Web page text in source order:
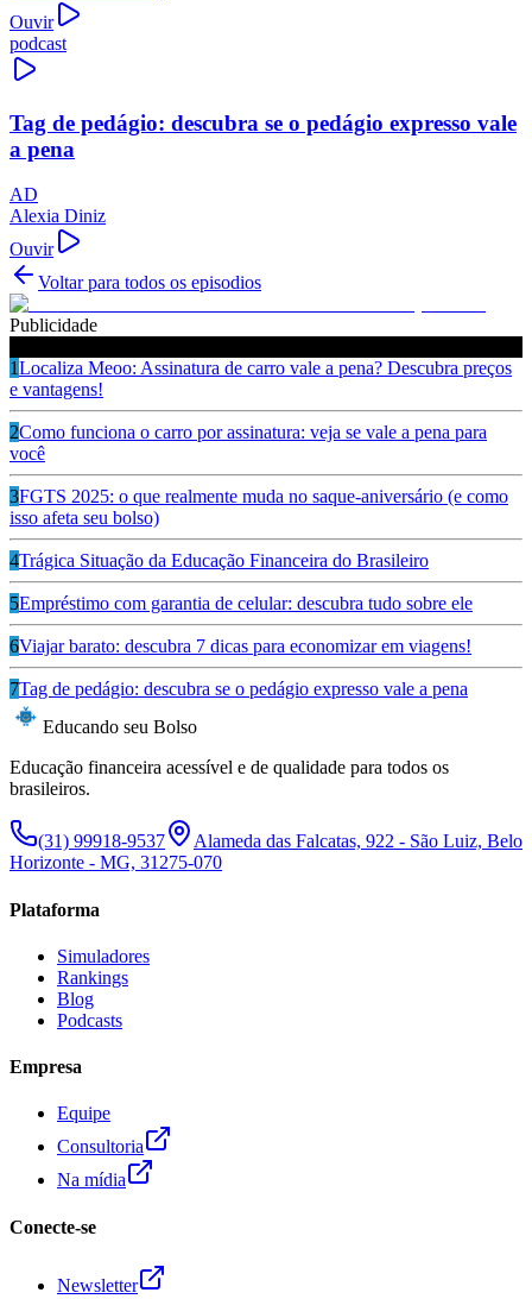
Ouvir
podcast
Tag de pedágio: descubra se o pedágio expresso vale
a pena
AD
Alexia Diniz
Ouvir
Voltar para todos os episodios
Publicidade
1Localiza Meoo: Assinatura de carro vale a pena? Descubra preços
e vantagens!
2Como funciona o carro por assinatura: veja se vale a pena para
você
3FGTS 2025: o que realmente muda no saque-aniversário (e como
isso afeta seu bolso)
4Trágica Situação da Educação Financeira do Brasileiro
5Empréstimo com garantia de celular: descubra tudo sobre ele
6Viajar barato: descubra 7 dicas para economizar em viagens!
7Tag de pedágio: descubra se o pedágio expresso vale a pena
Educando seu Bolso
Educação financeira acessível e de qualidade para todos os
brasileiros.
(31) 99918-9537
Alameda das Falcatas, 922 - São Luiz, Belo
Horizonte - MG, 31275-070
Plataforma
Simuladores
Rankings
Blog
Podcasts
Empresa
Equipe
Consultoria
Na mídia
Conecte-se
Newsletter